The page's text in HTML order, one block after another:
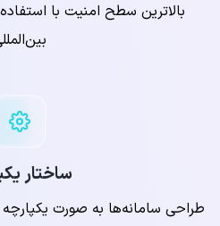
بالاترین سطح امنیت با
ساختار
طراحی سامانه‌ها به صورت یکپارچه